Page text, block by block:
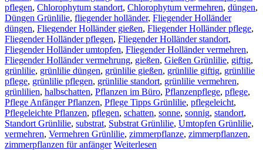
pflegen, Chlorophytum standort, Chlorophytum vermehren, düngen,
Düngen Grünlilie, fliegender holländer, Fliegender Holländer
düngen, Fliegender Holländer gießen, Fliegender Holländer pflege,
Fliegender Holländer pflegen, Fliegender Holländer standort,
Fliegender Holländer umtopfen, Fliegender Holländer vermehren,
Fliegender Holländer vermehrung, gießen, Gießen Grünlilie, giftig,
grünlilie, grünlilie düngen, grünlilie gießen, grünlilie giftig, grünlilie
pflege, grünlilie pflegen, grünlilie standort, grünlilie vermehren,
grünlilien, halbschatten, Pflanzen im Büro, Pflanzenpflege, pflege,
Pflege Anfänger Pflanzen, Pflege Tipps Grünlilie, pflegeleicht,
Pflegeleichte Pflanzen, pflegen, schatten, sonne, sonnig, standort,
Standort Grünlilie, substrat, Substrat Grünlilie, Umtopfen Grünlilie,
vermehren, Vermehren Grünlilie, zimmerpflanze, zimmerpflanzen,
zimmerpflanzen für anfänger Weiterlesen